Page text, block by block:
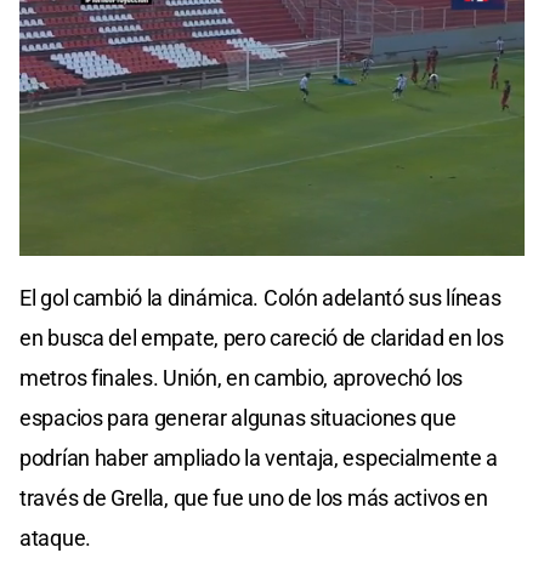
of
seconds
El gol cambió la dinámica. Colón adelantó sus líneas
en busca del empate, pero careció de claridad en los
metros finales. Unión, en cambio, aprovechó los
espacios para generar algunas situaciones que
podrían haber ampliado la ventaja, especialmente a
través de Grella, que fue uno de los más activos en
ataque.